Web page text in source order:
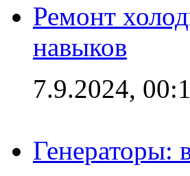
Ремонт
навыков
7.9.2024,
Генераторы: